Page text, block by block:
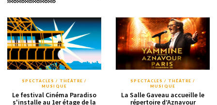
SPECTACLES / THÉÂTRE /
MUSIQUE
Le festival Cinéma Paradiso
s'installe au 1er étage de la
SPECTACLES / THÉÂTRE /
MUSIQUE
La Salle Gaveau accueille le
répertoire d’Aznavour